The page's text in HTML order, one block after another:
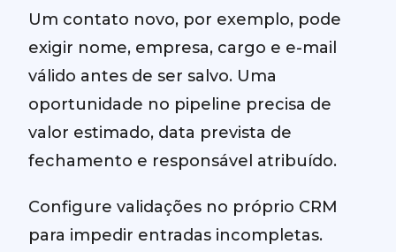
Um contato novo, por exemplo, pode
exigir nome, empresa, cargo e e-mail
válido antes de ser salvo. Uma
oportunidade no pipeline precisa de
valor estimado, data prevista de
fechamento e responsável atribuído.
Configure validações no próprio CRM
para impedir entradas incompletas.